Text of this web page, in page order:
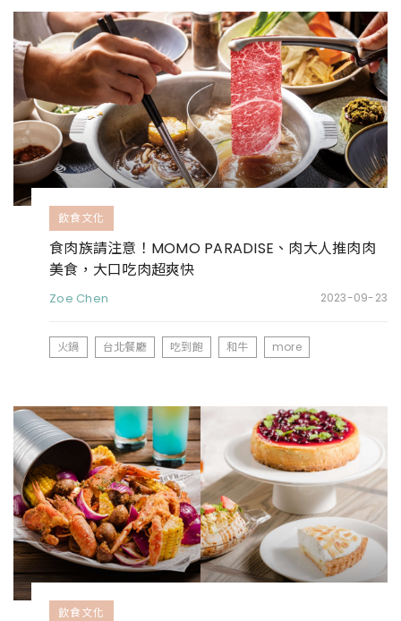
飲食文化
食肉族請注意！MOMO PARADISE、肉大人推肉肉
美食，大口吃肉超爽快
Zoe Chen 2023-09-23
火鍋 台北餐廳 吃到飽 和牛 more
飲食文化